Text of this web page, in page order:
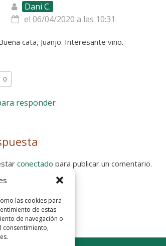
las cookies para
de estas
de navegación o
consentimiento,
Dani C.
el 06/04/2020 a las 10:31
cata, Juanjo. Interesante vino.
0
responder
conectado para publicar un comentario.
Política de Privacidad